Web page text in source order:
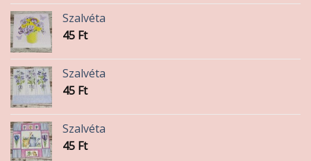
Szalvéta
45 Ft
Szalvéta
45 Ft
Szalvéta
45 Ft